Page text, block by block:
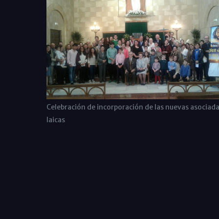
Celebración de incorporación de las nuevas
laicas